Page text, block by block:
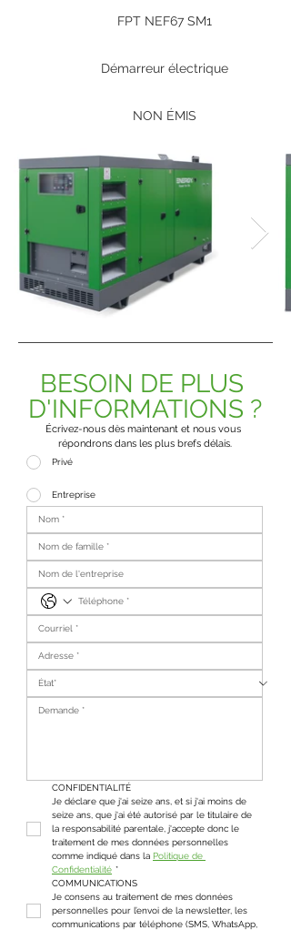
FPT NEF67 SM1
Démarreur électrique
NON ÉMIS
BESOIN DE PLUS
D'INFORMATIONS ?
Écrivez-nous dès maintenant et nous vous
répondrons dans les plus brefs délais.
Privé
Entreprise
CONFIDENTIALITÉ
Je déclare que j'ai seize ans, et si j'ai moins de
seize ans, que j'ai été autorisé par le titulaire de
la responsabilité parentale, j'accepte donc le
traitement de mes données personnelles
comme indiqué dans la Politique de
Confidentialité *
COMMUNICATIONS
Je consens au traitement de mes données
personnelles pour l’envoi de la newsletter, les
communications par téléphone (SMS, WhatsApp,